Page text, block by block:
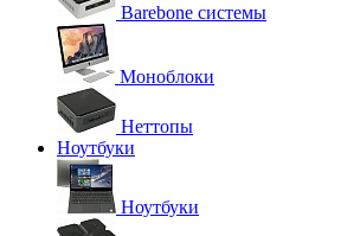
Barebone системы
Моноблоки
Неттопы
Ноутбуки
Ноутбуки